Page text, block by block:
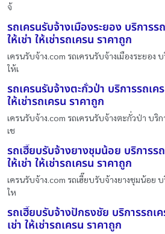
จ้
รถเครนรับจ้างเมืองระยอง บริการร
ให้เช่า ให้เช่ารถเครน ราคาถูก
เครนรับจ้าง.com รถเครนรับจ้างเมืองระยอง
ให้เ
รถเครนรับจ้างตะกั่วป่า บริการรถเค
ให้เช่ารถเครน ราคาถูก
เครนรับจ้าง.com รถเครนรับจ้างตะกั่วป่า บริก
เช
รถเฮี๊ยบรับจ้างยางชุมน้อย บริการร
ให้เช่า ให้เช่ารถเครน ราคาถูก
เครนรับจ้าง.com รถเฮี๊ยบรับจ้างยางชุมน้อย
ให
รถเฮี๊ยบรับจ้างปักธงชัย บริการรถเ
เช่า ให้เช่ารถเครน ราคาถูก